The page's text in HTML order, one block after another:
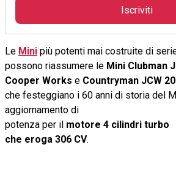
Iscriviti
Le Mini più potenti mai costruite di
possono riassumere le Mini Clubman
Cooper Works e Countryman JCW
che festeggiano i 60 anni di storia del
aggiornamento di
potenza per il motore 4 cilindri turbo
che eroga 306 CV.